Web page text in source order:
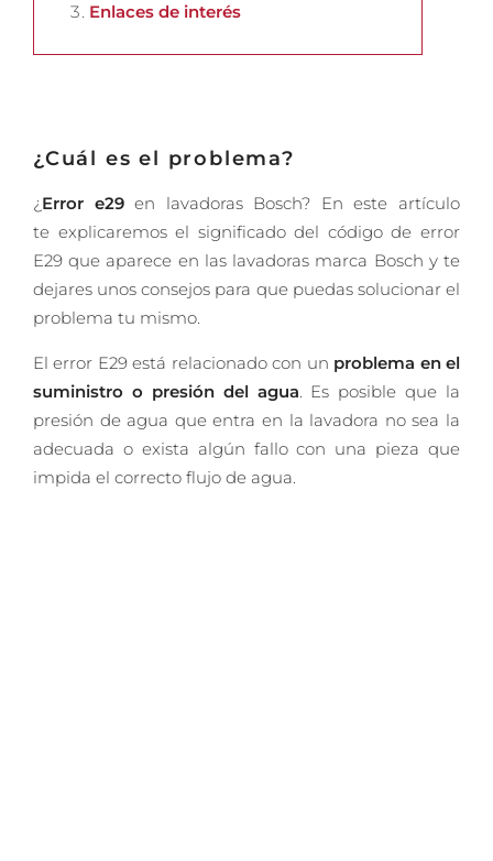
Enlaces de interés
¿Cuál es el problema?
¿ Error e29en lavadoras Bosch? En este artículo
te explicaremos el significado del código de error
E29 que aparece en las lavadoras marca Bosch y te
dejares unos consejos para que puedas solucionar el
problema tu mismo.
El error E29 está relacionado con un problema en el
suministro o presión del agua. Es posible que la
presión de agua que entra en la lavadora no sea la
adecuada o exista algún fallo con una pieza que
impida el correcto flujo de agua.